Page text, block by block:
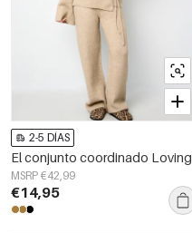
2-5 DÍAS
El conjunto coordinado Loving
MSRP €42,99
€14,95